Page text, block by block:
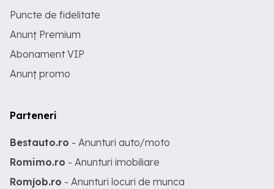
Puncte de fidelitate
Anunț Premium
Abonament VIP
Anunț promo
Parteneri
Bestauto.ro - Anunturi auto/moto
Romimo.ro - Anunturi imobiliare
Romjob.ro - Anunturi locuri de munca